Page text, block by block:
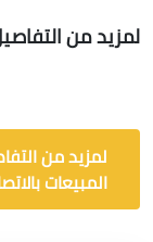
لمزيد من
لمزيد من
المبيعات